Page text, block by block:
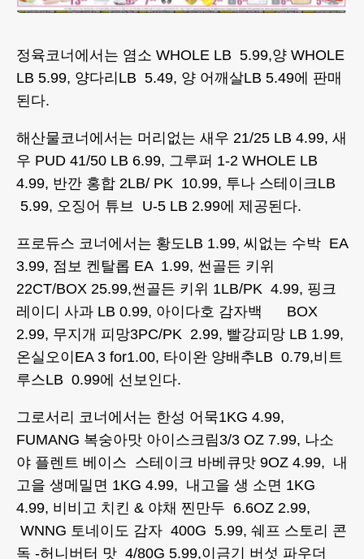
정육코너에서는 염소 WHOLE LB 5.99,양 WHOLE
LB 5.99, 양다리LB 5.49, 양 어깨살LB 5.49에 판매
된다.
해산물코너에서는 머리없는 새우 21/25 LB 4.99, 새
우 PUD 41/50 LB 6.99, 그루퍼 1-2 WHOLE LB
4.99, 반깐 홍합 2LB/ PK 10.99, 투나 스테이크LB
5.99, 오징어 튜브 U-5 LB 2.99에 제공된다.
프로듀스 코너에서는 황도LB 1.99, 씨없는 수박 EA
3.99, 점보 켄탈롭 EA 1.99, 썬골든 키위
22CT/BOX 25.99,썬골든 키위 1LB/PK 4.99, 핑크
레이디 사과 LB 0.99, 아이다호 감자백 BOX
2.99, 무지개 피망3PC/PK 2.99, 빨강피망 LB 1.99,
온실오이EA 3 for1.00, 타이완 양배추LB 0.79,비트
루스LB 0.99에 선보인다.
그로서리 코너에서는 한성 어묵1KG 4.99,
FUMANG 복숭아맛 아이스크림3/3 OZ 7.99, 나소
야 플렌트 베이스 스테이크 바베큐맛 9OZ 4.99, 내
고을 생메밀면 1KG 4.99, 내고을 생 소면 1KG
4.99, 비비고 치킨 & 야채 찐만두 6.6OZ 2.99,
WNNG 토네이도 감자 400G 5.99, 쉐프 스토리 콘
독 -허니버터 맛 4/80G 5.99,이금기 버섯 파우더